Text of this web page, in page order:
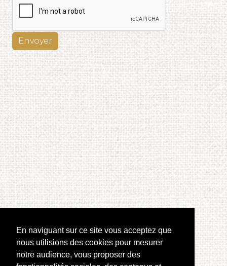
En naviguant sur ce site vous acceptez que
nous utilisions des cookies pour mesurer
notre audience, vous proposer des
Envoyer